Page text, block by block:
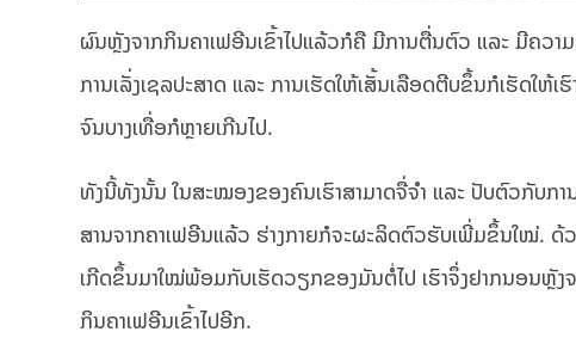
ຜົນຫຼັງຈາກກິນຄາເຟອີນເຂົ້າໄປແລ້ວກໍຄື ມີການຕື່ນຕົວ ແລະ ມີຄວ
ການເລັ່ງເຊລປະສາດ ແລະ ການເຮັດໃຫ້ເສັ້ນເລືອດຕີບຂຶ້ນກໍເຮັດໃ
ຈົນບາງເທື່ອກໍຫຼາຍເກີນໄປ.
ທັງນີ້ທັງນັ້ນ ໃນສະໝອງຂອງຄົນເຮົາສາມາດຈື່ຈຳ ແລະ ປັບຕົວກັບກາ
ສານຈາກຄາເຟອີນແລ້ວ ຮ່າງກາຍກໍຈະຜະລິດຕົວຮັບເພີ່ມຂຶ້ນໃໝ່. ດ້
ເກີດຂຶ້ນມາໃໝ່ພ້ອມກັບເຮັດວຽກຂອງມັນຕໍ່ໄປ ເຮົາຈຶ່ງຢາກນອນຫຼັ
ກິນຄາເຟອີນເຂົ້າໄປອີກ.